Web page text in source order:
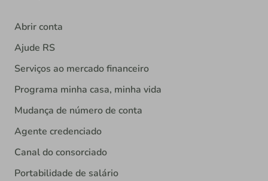
Abrir conta
Ajude RS
Serviços ao mercado financeiro
Programa minha casa, minha vida
Mudança de número de conta
Agente credenciado
Canal do consorciado
Portabilidade de salário